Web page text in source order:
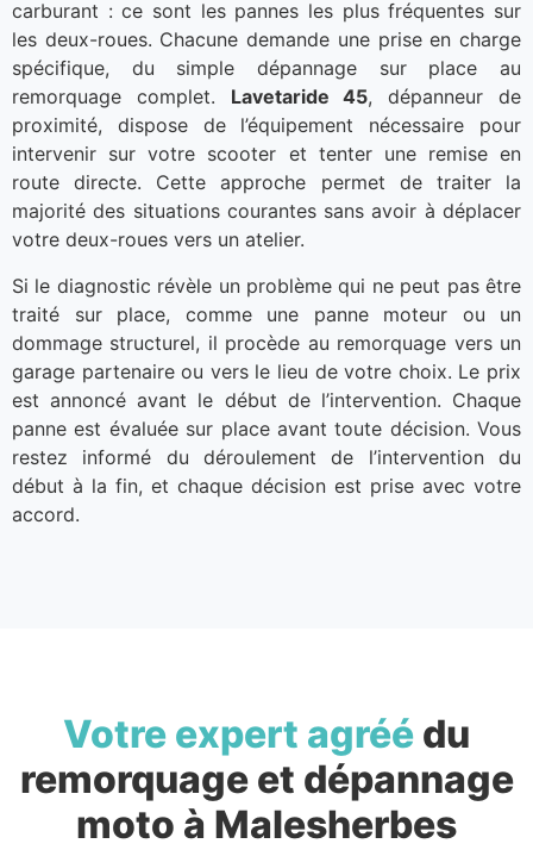
carburant : ce sont les pannes les plus fréquentes sur
les deux-roues. Chacune demande une prise en charge
spécifique, du simple dépannage sur place au
remorquage complet. Lavetaride 45, dépanneur de
proximité, dispose de l’équipement nécessaire pour
intervenir sur votre scooter et tenter une remise en
route directe. Cette approche permet de traiter la
majorité des situations courantes sans avoir à déplacer
votre deux-roues vers un atelier.
Si le diagnostic révèle un problème qui ne peut pas être
traité sur place, comme une panne moteur ou un
dommage structurel, il procède au remorquage vers un
garage partenaire ou vers le lieu de votre choix. Le prix
est annoncé avant le début de l’intervention. Chaque
panne est évaluée sur place avant toute décision. Vous
restez informé du déroulement de l’intervention du
début à la fin, et chaque décision est prise avec votre
accord.
Votre expert agréé du
remorquage et dépannage
moto à Malesherbes